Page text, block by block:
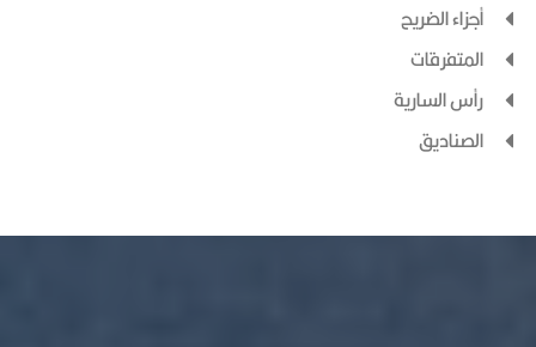
أجزاء الضريح
المتفرقات
رأس السارية
الصناديق